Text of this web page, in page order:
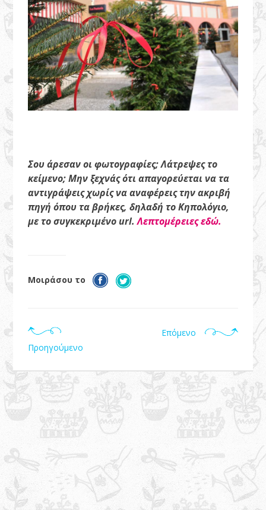
Σου άρεσαν οι φωτογραφίες; Λάτρεψες το
κείμενο; Μην ξεχνάς ότι απαγορεύεται να τα
αντιγράψεις χωρίς να αναφέρεις την ακριβή
πηγή όπου τα βρήκες, δηλαδή το Κηπολόγιο,
με το συγκεκριμένο url.Λεπτομέρειες εδώ.
Μοιράσου το
Προηγούμενο
Επόμενο